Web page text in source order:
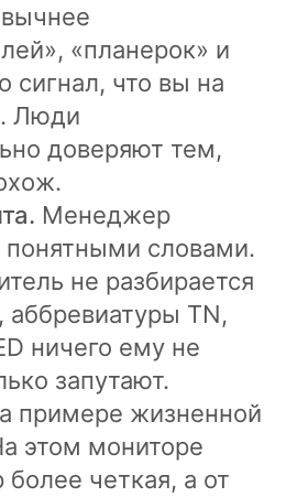
«планерок» и
сигнал, что вы на
Люди
доверяют тем,
Менеджер
понятными словами.
не разбирается
аббревиатуры TN,
ничего ему не
запутают.
примере жизненной
этом мониторе
более четкая, а от